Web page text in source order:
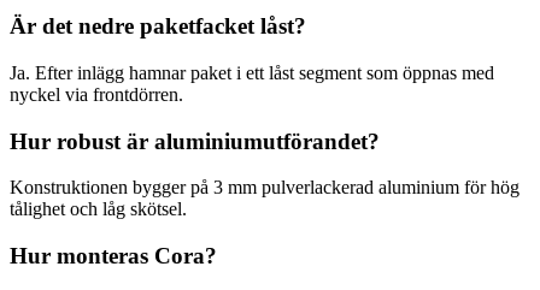
Är det nedre paketfacket låst?
Ja. Efter inlägg hamnar paket i ett låst segment som öppnas med
nyckel via frontdörren.
Hur robust är aluminiumutförandet?
Konstruktionen bygger på 3 mm pulverlackerad aluminium för hög
tålighet och låg skötsel.
Hur monteras Cora?